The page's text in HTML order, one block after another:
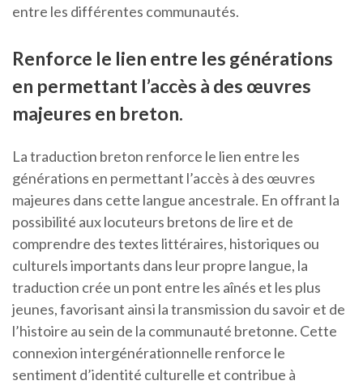
entre les différentes communautés.
Renforce le lien entre les générations
en permettant l’accès à des œuvres
majeures en breton.
La traduction breton renforce le lien entre les
générations en permettant l’accès à des œuvres
majeures dans cette langue ancestrale. En offrant la
possibilité aux locuteurs bretons de lire et de
comprendre des textes littéraires, historiques ou
culturels importants dans leur propre langue, la
traduction crée un pont entre les aînés et les plus
jeunes, favorisant ainsi la transmission du savoir et de
l’histoire au sein de la communauté bretonne. Cette
connexion intergénérationnelle renforce le
sentiment d’identité culturelle et contribue à